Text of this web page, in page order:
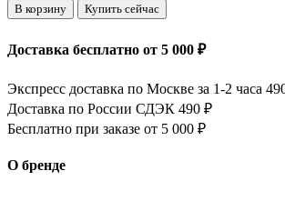
В корзину Купить сейчас
Доставка бесплатно от 5 000 ₽
Экспресс доставка по Москве за 1-2 часа
Доставка по России СДЭК 490 ₽
Бесплатно при заказе от 5 000 ₽
О бренде